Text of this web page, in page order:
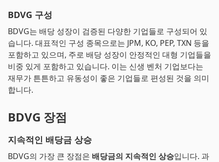
BDVG 구성
BDVG는 배당 성장이 검증된 다양한 기업들로 구성되어 있
습니다. 대표적인 구성 종목으로는 JPM, KO, PEP, TXN 등을
포함하고 있으며, 주로 배당 성장이 안정적인 대형 기업들을
비중 있게 포함하고 있습니다. 이는 신생 벤처 기업보다는
재무가 튼튼하고 유동성이 좋은 기업들로 편성된 것을 의미
합니다.
BDVG 장점
지속적인 배당금 상승
BDVG의 가장 큰 장점은 배당금의 지속적인 상승입니다. 과